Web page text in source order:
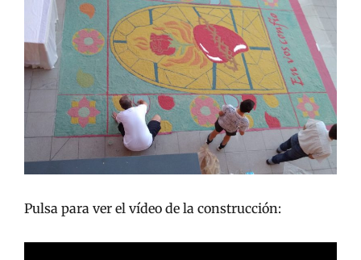
Pulsa para ver el vídeo de la construcción: